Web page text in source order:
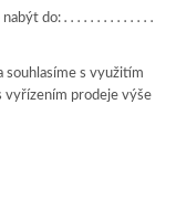
nabýt do: . . . . . . . . . . . . . .
souhlasíme s využitím
vyřízením prodeje výše